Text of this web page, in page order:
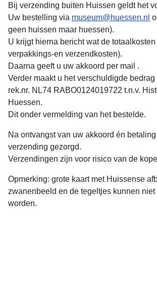
Bij verzending buiten Huissen geldt het
Uw bestelling via museum@huessen.nl
geen huissen maar huessen).
U krijgt hierna bericht wat de
verpakkings-en verzendkosten).
Daarna geeft u uw akkoord per mail .
Verder maakt u het verschuldigde bedrag
rek.nr. NL74 RABO0124019722 t.n.v.
Huessen.
Dit onder vermelding van het bestelde.
Na ontvangst van uw akkoord én
verzending gezorgd.
Verzendingen zijn voor risico van de
Opmerking: grote kaart met Huissense
zwanenbeeld en de tegeltjes kunnen niet
worden.